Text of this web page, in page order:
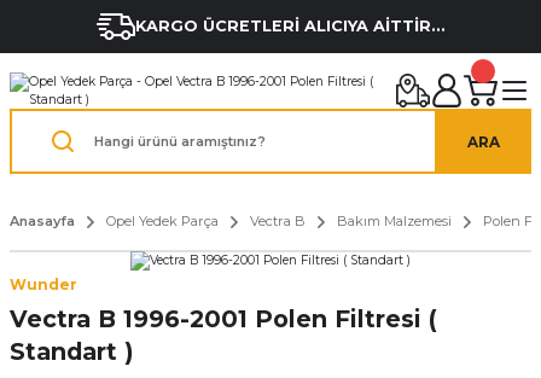
KARGO ÜCRETLERİ ALICIYA AİTTİR...
ARA
Anasayfa Opel Yedek Parça Vectra B Bakım Malzemesi Polen
Wunder
Vectra B 1996-2001 Polen Filtresi (
Standart )